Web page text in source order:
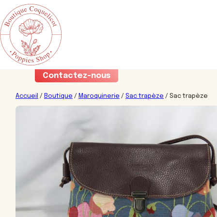
Contactez-nous
Accueil / Boutique / Maroquinerie / Sac trapèze / Sac trapèze